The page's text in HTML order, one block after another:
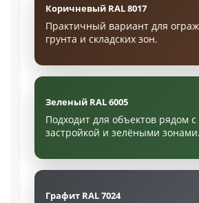
Коричневый RAL 8017
Практичный вариант для
грунта и складских зон.
Зеленый RAL 6005
Подходит для объектов рядом
застройкой и зелёными зонами.
Графит RAL 7024